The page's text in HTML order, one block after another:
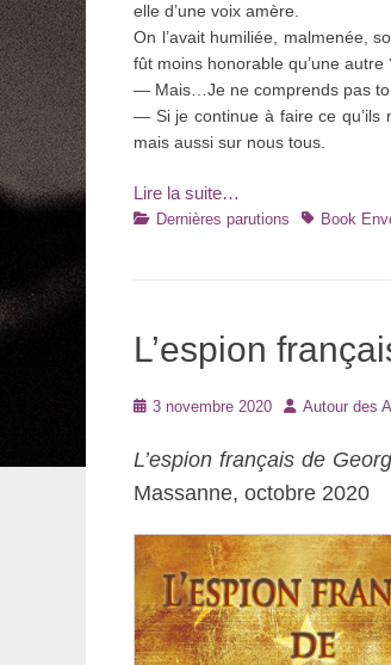
elle d’une voix amère.
On l’avait humiliée, malmenée,
fût moins honorable qu’une
— Mais…Je ne comprends pas
— Si je continue à faire ce qu’ils
mais aussi sur nous tous.
Lire la suite…
Catégories
Dernières parutions TagsBook
L’espion
Posté3 novembre 2020 Auteur
Autour des
L’espion français de
Massanne, octobre 2020